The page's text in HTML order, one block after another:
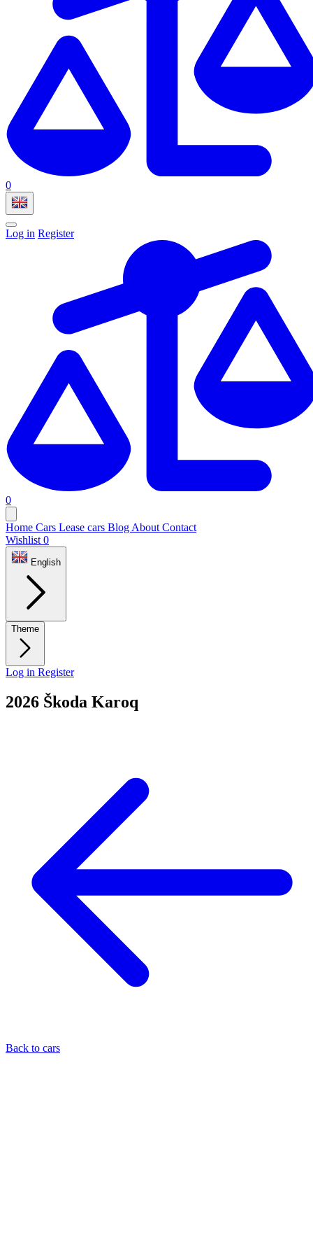
0
Log in Register
0
Home Cars Lease cars Blog About Contact
Wishlist 0
English
Theme
Log in Register
2026 Škoda Karoq
Back to cars